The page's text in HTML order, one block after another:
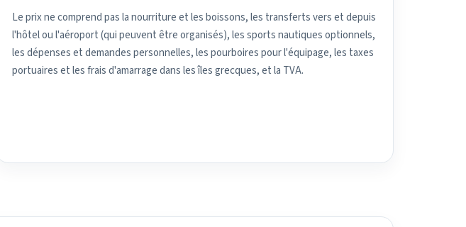
Le prix ne comprend pas la nourriture et les boissons, les transferts vers et depuis
l'hôtel ou l'aéroport (qui peuvent être organisés), les sports nautiques optionnels,
les dépenses et demandes personnelles, les pourboires pour l'équipage, les taxes
portuaires et les frais d'amarrage dans les îles grecques, et la TVA.